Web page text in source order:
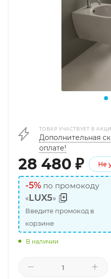
ТОВАР УЧАСТВУЕТ В
Дополнительная
оплате!
28 480 ₽ Не
-5% по промокоду
«LUX5»
Введите промокод в
корзине
В наличии